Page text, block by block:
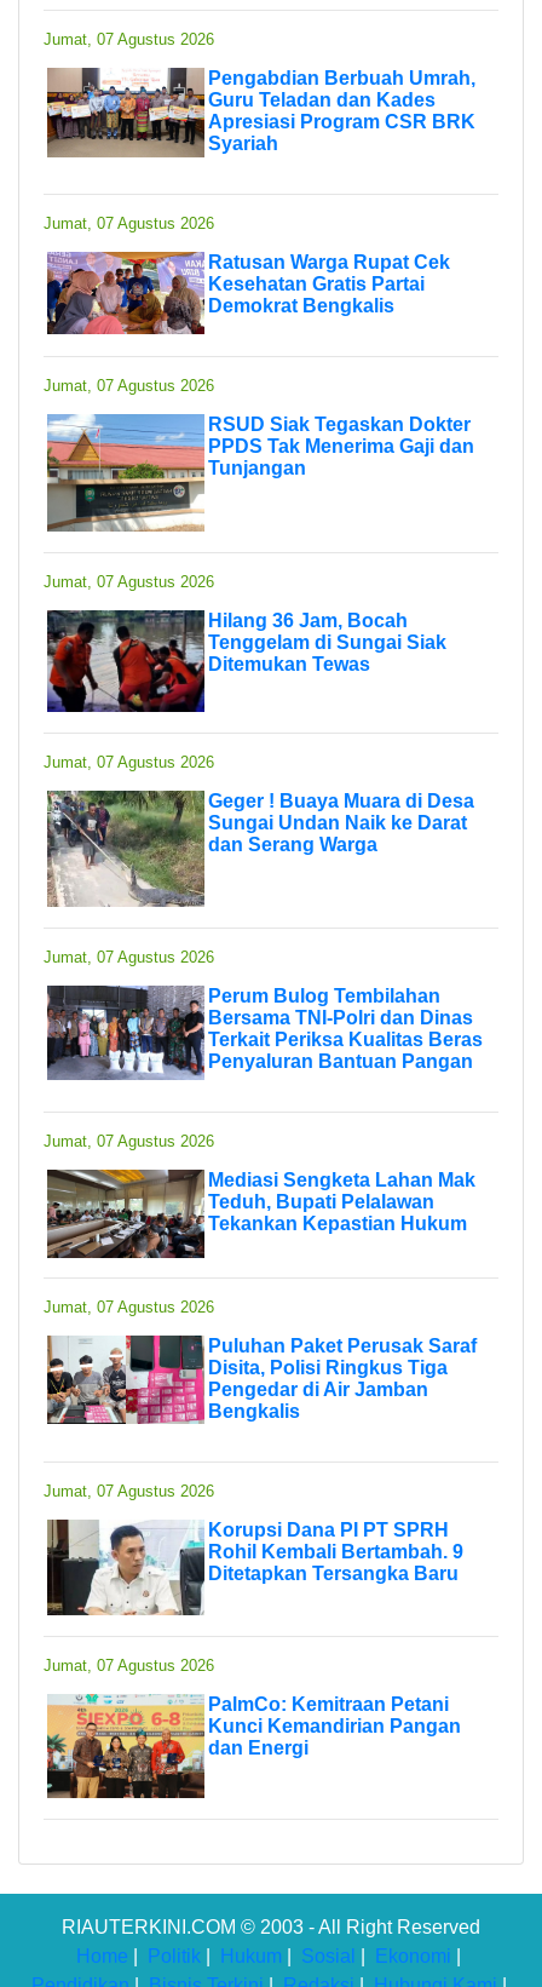
Jumat, 07 Agustus 2026
Pengabdian Berbuah Umrah,
Guru Teladan dan Kades
Apresiasi Program CSR BRK
Syariah
Jumat, 07 Agustus 2026
Ratusan Warga Rupat Cek
Kesehatan Gratis Partai
Demokrat Bengkalis
Jumat, 07 Agustus 2026
RSUD Siak Tegaskan Dokter
PPDS Tak Menerima Gaji dan
Tunjangan
Jumat, 07 Agustus 2026
Hilang 36 Jam, Bocah
Tenggelam di Sungai Siak
Ditemukan Tewas
Jumat, 07 Agustus 2026
Geger ! Buaya Muara di Desa
Sungai Undan Naik ke Darat
dan Serang Warga
Jumat, 07 Agustus 2026
Perum Bulog Tembilahan
Bersama TNI-Polri dan Dinas
Terkait Periksa Kualitas Beras
Penyaluran Bantuan Pangan
Jumat, 07 Agustus 2026
Mediasi Sengketa Lahan Mak
Teduh, Bupati Pelalawan
Tekankan Kepastian Hukum
Jumat, 07 Agustus 2026
Puluhan Paket Perusak Saraf
Disita, Polisi Ringkus Tiga
Pengedar di Air Jamban
Bengkalis
Jumat, 07 Agustus 2026
Korupsi Dana PI PT SPRH
Rohil Kembali Bertambah. 9
Ditetapkan Tersangka Baru
Jumat, 07 Agustus 2026
PalmCo: Kemitraan Petani
Kunci Kemandirian Pangan
dan Energi
RIAUTERKINI.COM © 2003 - All Right Reserved
Home
Politik Hukum Sosial Ekonomi